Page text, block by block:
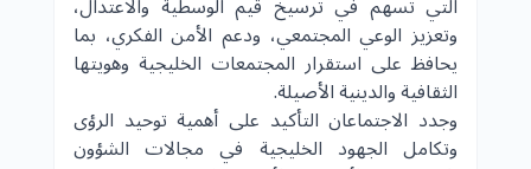
وتعزيز الوعي المجتمعي، ودعم الأمن الفكري، بما
يحافظ على استقرار المجتمعات الخليجية وهويتها
الثقافية والدينية الأصيلة.
وجدد الاجتماعان التأكيد على أهمية توحيد الرؤى
وتكامل الجهود الخليجية في مجالات الشؤون